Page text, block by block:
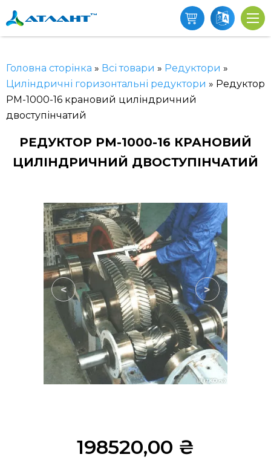
Головна сторінка » Всі товари » Редуктори »
Циліндричні горизонтальні редуктори » Редуктор
РМ-1000-16 крановий циліндричний
двоступінчатий
РЕДУКТОР РМ-1000-16 КРАНОВИЙ
ЦИЛІНДРИЧНИЙ ДВОСТУПІНЧАТИЙ
< >
198520,00 ₴